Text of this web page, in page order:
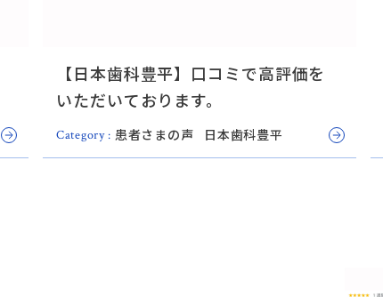
【日本歯科豊平】口コミで高評価を
いただいております。
Category : 患者さまの声 日本歯科豊平